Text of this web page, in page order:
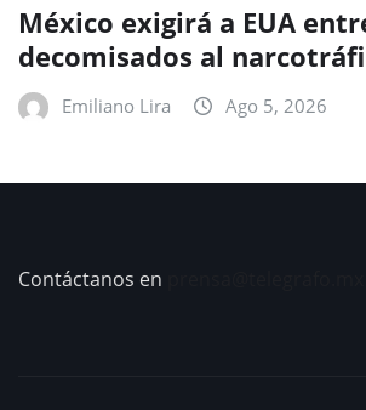
México exigirá a EUA
decomisados al
Emiliano Lira Ago 5, 2026
Contáctanos en